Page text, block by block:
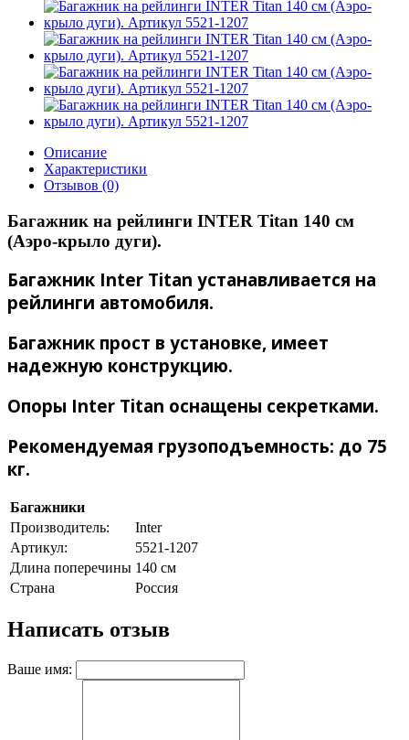
Описание
Характеристики
Отзывов (0)
Багажник на рейлинги INTER Titan 140 см
(Аэро-крыло дуги).
Багажник Inter Titan устанавливается на
рейлинги автомобиля.
Багажник прост в установке, имеет
надежную конструкцию.
Опоры Inter Titan оснащены секретками.
Рекомендуемая грузоподъемность: до 75
кг.
Багажники
Производитель:
Inter
Артикул:
5521-1207
Длина поперечины 140 см
Страна
Россия
Написать отзыв
Ваше имя: